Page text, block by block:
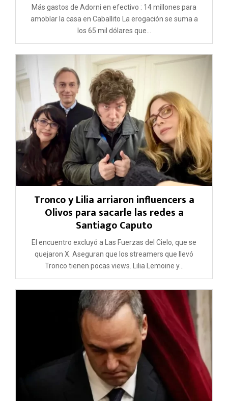
Más gastos de Adorni en efectivo : 14 millones para
amoblar la casa en Caballito La erogación se suma a
los 65 mil dólares que...
Tronco y Lilia arriaron influencers a
Olivos para sacarle las redes a
Santiago Caputo
El encuentro excluyó a Las Fuerzas del Cielo, que se
quejaron X. Aseguran que los streamers que llevó
Tronco tienen pocas views. Lilia Lemoine y...